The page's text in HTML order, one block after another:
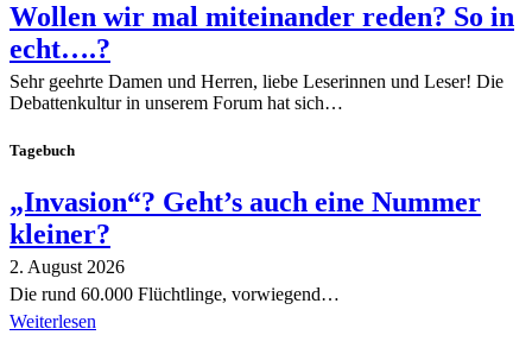
Wollen wir mal miteinander reden? So in
echt….?
Sehr geehrte Damen und Herren, liebe Leserinnen und Leser! Die
Debattenkultur in unserem Forum hat sich…
Tagebuch
„Invasion“? Geht’s auch eine Nummer
kleiner?
2. August 2026
Die rund 60.000 Flüchtlinge, vorwiegend…
Weiterlesen